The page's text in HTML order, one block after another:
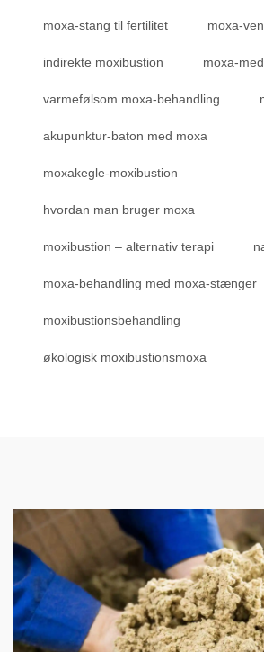
moxa-stang til fertilitet moxa-
indirekte moxibustion moxa-
varmefølsom moxa-behandling
akupunktur-baton med moxa
moxakegle-moxibustion
hvordan man bruger moxa
moxibustion – alternativ terapi
moxa-behandling med moxa-stænger
moxibustionsbehandling
økologisk moxibustionsmoxa